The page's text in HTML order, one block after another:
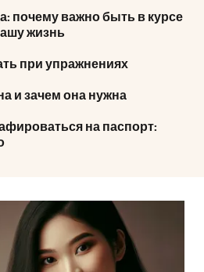
почему важно быть в курсе
жизнь
при упражнениях
и зачем она нужна
на паспорт: